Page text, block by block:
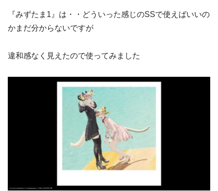
『みずたま1』は・・どういった感じのSSで使えばいいの
かまだ分からないですが
違和感なく見えたので使ってみました